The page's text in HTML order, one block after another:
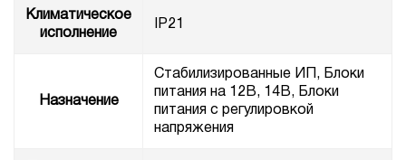
Климатическое
исполнение
IP21
Назначение
Стабилизированные ИП, Блоки
питания на 12В, 14В, Блоки
питания с регулировкой
напряжения